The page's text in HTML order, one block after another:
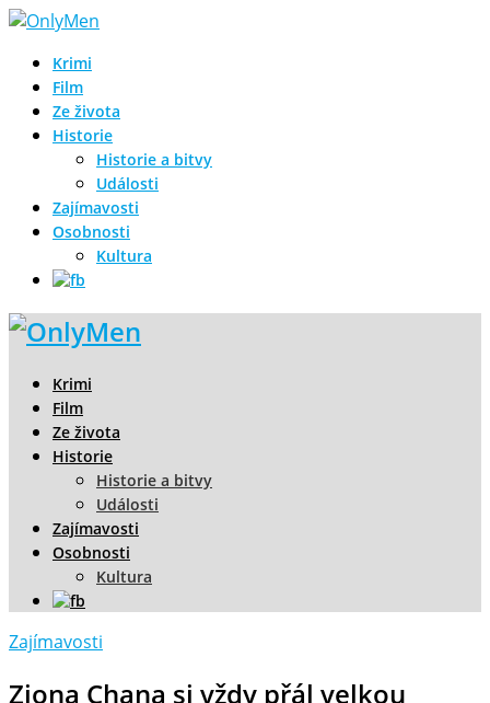
Krimi
Film
Ze života
Historie
Historie a bitvy
Události
Zajímavosti
Osobnosti
Kultura
Krimi
Film
Ze života
Historie
Historie a bitvy
Události
Zajímavosti
Osobnosti
Kultura
Zajímavosti
Ziona Chana si vždy přál velkou